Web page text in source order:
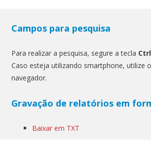
Campos para pesquisa
Para realizar a pesquisa, segure a tecla
Caso esteja utilizando smartphone, utilize
navegador.
Gravação de relatórios em
Baixar em TXT